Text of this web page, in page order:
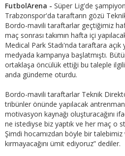
FutbolArena - Süper Lig'de
Trabzonspor'da taraftarın gözü
Bordo-mavili taraftarlar geçtiğimiz
maç sonrası takımın hafta içi
Medical Park Stadı'nda taraftara açık
medyada kampanya başlatmıştı.
ortaklaşa öncülük ettiği bu taleple ilgili
anda gündeme oturdu.
Bordo-mavili taraftarlar Teknik
tribünler önünde yapılacak
motivasyon kaynağı oluşturacağını
ne istediyse biz yaptık ve her maç o
Şimdi hocamızdan böyle bir talebimiz
kırmayacağını ümit ediyoruz” dediler.